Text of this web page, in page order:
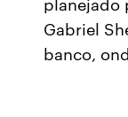
Gabriel
banco,